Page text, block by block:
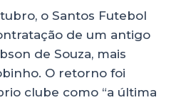
o Santos Futebol
de um antigo
de Souza, mais
O retorno foi
clube como “a última